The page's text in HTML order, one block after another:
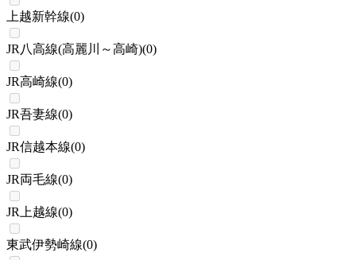
上越新幹線(0)
JR八高線(高麗川～高崎)(0)
JR高崎線(0)
JR吾妻線(0)
JR信越本線(0)
JR両毛線(0)
JR上越線(0)
東武伊勢崎線(0)